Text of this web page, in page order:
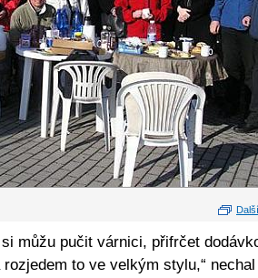
můžu pučit várnici, přifrčet
to ve velkým stylu,“